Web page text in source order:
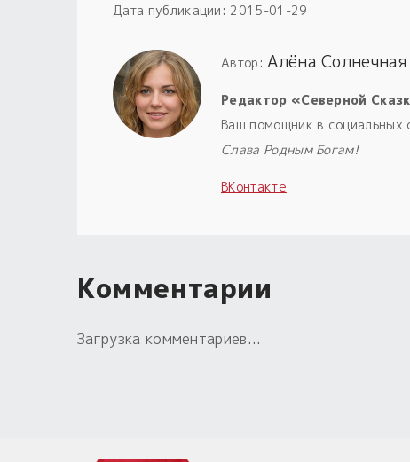
Дата публикации: 2015-01-29
Автор: Алёна Солнечная
Редактор «Северной
Ваш помощник в социальных
Слава Родным Богам!
ВКонтакте
Комментарии
Загрузка комментариев...